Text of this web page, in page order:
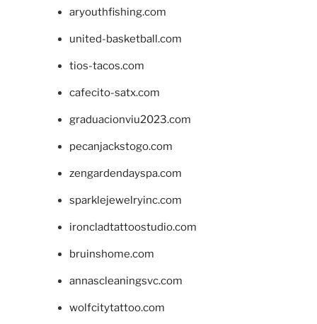
aryouthfishing.com
united-basketball.com
tios-tacos.com
cafecito-satx.com
graduacionviu2023.com
pecanjackstogo.com
zengardendayspa.com
sparklejewelryinc.com
ironcladtattoostudio.com
bruinshome.com
annascleaningsvc.com
wolfcitytattoo.com